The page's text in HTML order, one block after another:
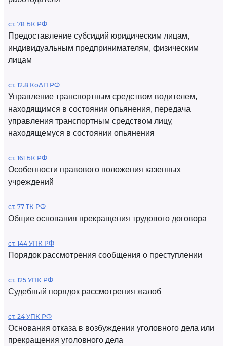
ст. 78 БК РФ
Предоставление субсидий юридическим лицам,
индивидуальным предпринимателям, физическим
лицам
ст. 12.8 КоАП РФ
Управление транспортным средством водителем,
находящимся в состоянии опьянения, передача
управления транспортным средством лицу,
находящемуся в состоянии опьянения
ст. 161 БК РФ
Особенности правового положения казенных
учреждений
ст. 77 ТК РФ
Общие основания прекращения трудового договора
ст. 144 УПК РФ
Порядок рассмотрения сообщения о преступлении
ст. 125 УПК РФ
Судебный порядок рассмотрения жалоб
ст. 24 УПК РФ
Основания отказа в возбуждении уголовного дела или
прекращения уголовного дела